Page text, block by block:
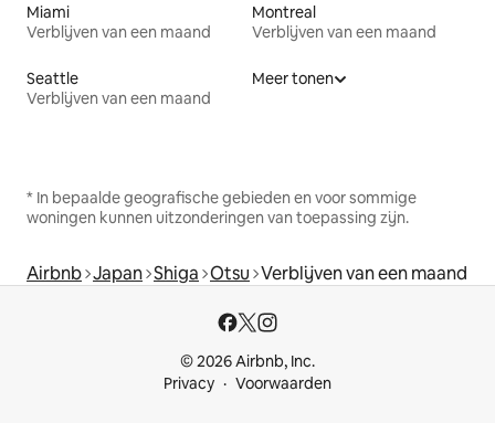
Miami
Verblijven van een maand
Montreal
Verblijven van een maand
Seattle
Verblijven van een maand
Meer tonen
* In bepaalde geografische gebieden en voor sommige
woningen kunnen uitzonderingen van toepassing zijn.
Airbnb Japan Shiga Otsu Verblijven van een maand
© 2026 Airbnb, Inc.
Privacy
Voorwaarden